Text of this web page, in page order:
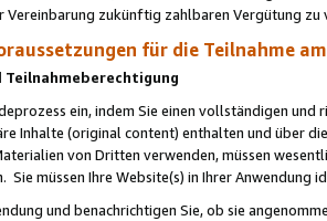
Vereinbarung zukünftig zahlbaren Vergütung zu
für die Teilnahme
Teilnahmeberechtigung
ein, indem Sie einen vollständigen
Inhalte (original content) enthalten und über
von Dritten verwenden, müssen
Sie müssen Ihre Website(s) in Ihrer Anwendung
und benachrichtigen Sie, ob sie